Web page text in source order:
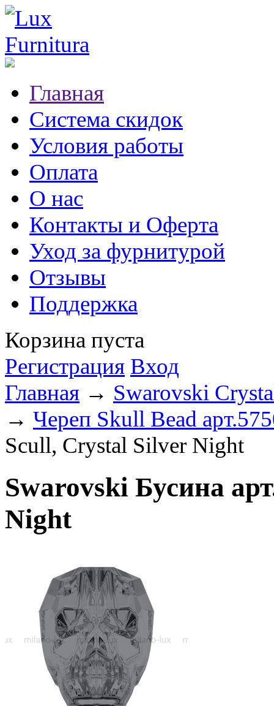
Главная
Система скидок
Условия работы
Оплата
О нас
Контакты и Оферта
Уход за фурнитурой
Отзывы
Поддержка
Корзина пуста
Регистрация Вход
Главная → Swarovski
→ Череп Skull Bead
Scull, Crystal Silver Night
Swarovski Бусина
Night